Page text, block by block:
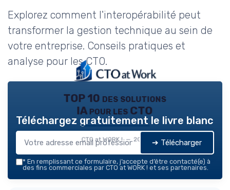
Explorez comment l'interopérabilité peut
transformer la gestion technique au sein de
votre entreprise. Conseils pratiques et
analyse pour les CTO.
TOP 10 des solutions
IA pour les CTO
CTO at WORK ! — 2026
Téléchargez gratuitement le livre blanc
➔ Télécharger
* En remplissant ce formulaire, j’accepte d’être contacté(e) à
des fins commerciales par CTO at WORK ! et ses partenaires.